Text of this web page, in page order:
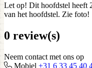
Let op! Dit hoofdstel heeft
van het hoofdstel. Zie foto!
0 review(s)
Neem contact met ons op
Mobiel +31 6 33 45 40